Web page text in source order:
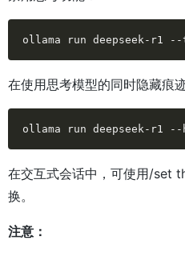
ollama run deepseek-r1
在使用思考模型的同时隐藏痕迹
ollama run deepseek-r1
在交互式会话中，可使用/set
换。
注意：